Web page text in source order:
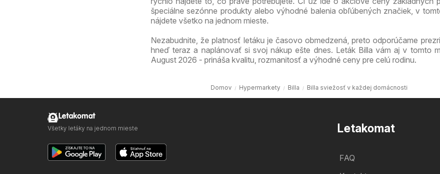
špeciálne sezónne produkty alebo výhodné balenia obľúbených značiek, v
nájdete všetko na jednom mieste.
Nezabudnite, že platnosť letáku je časovo obmedzená, preto odporúčame
hneď teraz a naplánovať si svoj nákup ešte dnes. Leták Billa vám aj v tomto
August 2026 - prináša kvalitu, rozmanitosť a výhodné ceny pre celú rodinu.
Domov Hypermarkety Billa Billa sviežosť v každej domácnosti
Letakomat
FAQ
Letakomat
Všetky letáky na jednom mieste